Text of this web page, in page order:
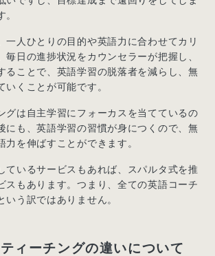
一人ひとりの目的や英語力に合わせてカリ
毎日の進捗状況をカウンセラーが把握し、
ることで、英語学習の脱落者を減らし、無
いくことが可能です。
グは自主学習にフォーカスを当てているの
にも、英語学習の習慣が身につくので、無
力を伸ばすことができます。
ているサービスもあれば、スパルタ式を推
スもあります。つまり、全ての英語コーチ
いう訳ではありません。
ィーチングの違いについて